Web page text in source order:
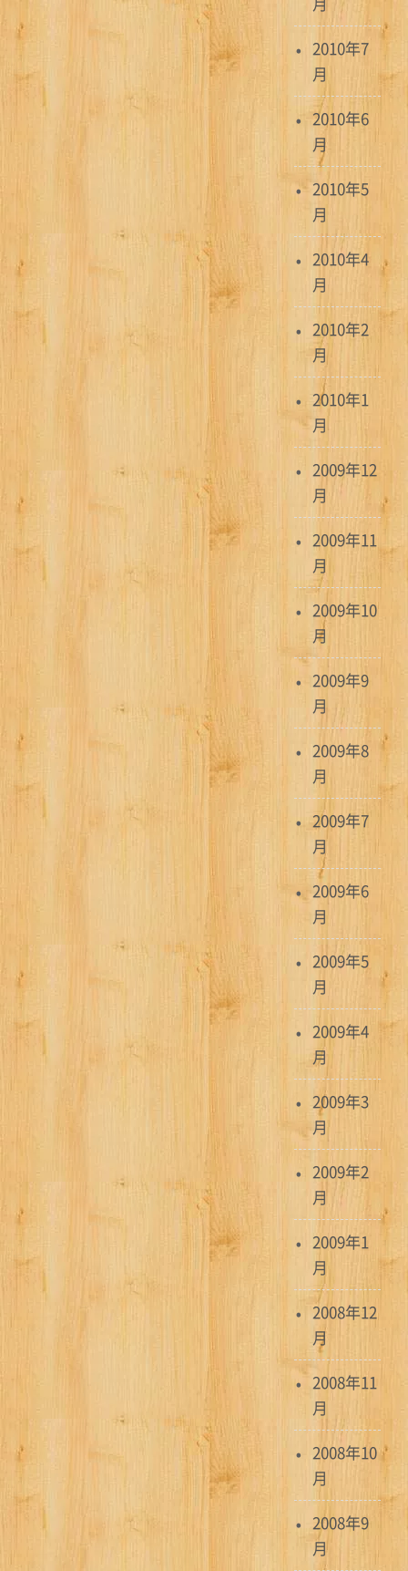
2010年7
月
2010年6
月
2010年5
月
2010年4
月
2010年2
月
2010年1
月
2009年12
月
2009年11
月
2009年10
月
2009年9
月
2009年8
月
2009年7
月
2009年6
月
2009年5
月
2009年4
月
2009年3
月
2009年2
月
2009年1
月
2008年12
月
2008年11
月
2008年10
月
2008年9
月